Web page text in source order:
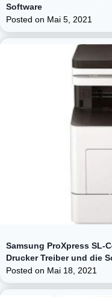
Software
Posted on Mai 5, 2021
Samsung ProXpress SL-
Drucker Treiber und die
Posted on Mai 18, 2021